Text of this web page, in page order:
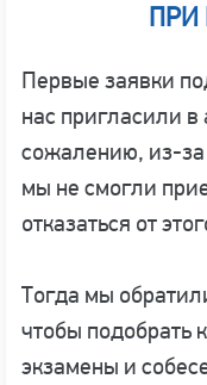
ПРИ
Первые заявки
нас пригласили
сожалению, из-
мы не смогли
отказаться от
Тогда мы
чтобы подобрать
экзамены и